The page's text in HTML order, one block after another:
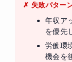
✗ 失敗パター
年収ア
を優先
労働環
機会を